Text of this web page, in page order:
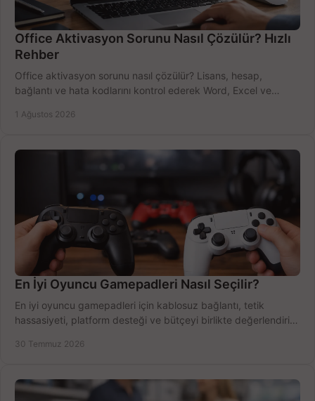
Office Aktivasyon Sorunu Nasıl Çözülür? Hızlı
Rehber
Office aktivasyon sorunu nasıl çözülür? Lisans, hesap,
bağlantı ve hata kodlarını kontrol ederek Word, Excel ve
1 Ağustos 2026
En İyi Oyuncu Gamepadleri Nasıl Seçilir?
En iyi oyuncu gamepadleri için kablosuz bağlantı, tetik
hassasiyeti, platform desteği ve bütçeyi birlikte değerlendirin;
30 Temmuz 2026